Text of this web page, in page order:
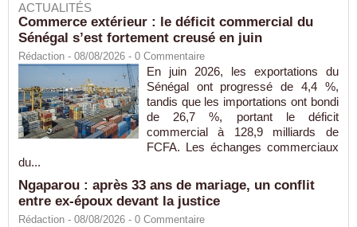
ACTUALITÉS
Commerce extérieur : le déficit commercial du
Sénégal s’est fortement creusé en juin
Rédaction - 08/08/2026 - 0 Commentaire
En juin 2026, les exportations du
Sénégal ont progressé de 4,4 %,
tandis que les importations ont bondi
de 26,7 %, portant le déficit
commercial à 128,9 milliards de
FCFA. Les échanges commerciaux
du...
Ngaparou : après 33 ans de mariage, un conflit
entre ex-époux devant la justice
Rédaction - 08/08/2026 - 0 Commentaire